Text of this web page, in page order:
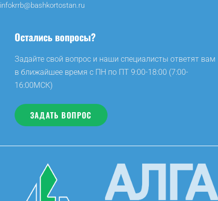
infokrrb@bashkortostan.ru
Остались вопросы?
Задайте свой вопрос и наши специалисты ответят вам
в ближайшее время с ПН по ПТ 9:00-18:00 (7:00-
16:00МСК)
ЗАДАТЬ ВОПРОС